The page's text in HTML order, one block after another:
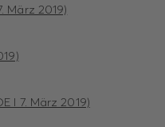
März 2019)
I 7. März 2019)